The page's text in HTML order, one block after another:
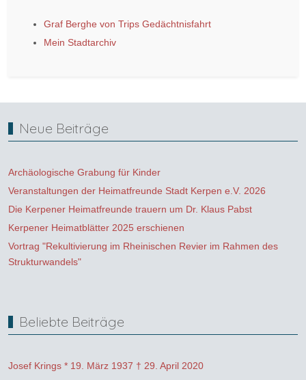
Graf Berghe von Trips Gedächtnisfahrt
Mein Stadtarchiv
Neue Beiträge
Archäologische Grabung für Kinder
Veranstaltungen der Heimatfreunde Stadt Kerpen e.V. 2026
Die Kerpener Heimatfreunde trauern um Dr. Klaus Pabst
Kerpener Heimatblätter 2025 erschienen
Vortrag "Rekultivierung im Rheinischen Revier im Rahmen des
Strukturwandels"
Beliebte Beiträge
Josef Krings * 19. März 1937 † 29. April 2020